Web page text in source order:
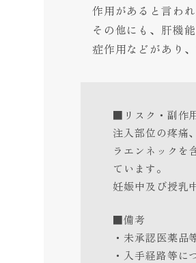
作用があると言われ
その他にも、肝機
症作用などがあり
■リスク・副作
注入部位の疼痛
ラエンネックを
ています。
妊娠中及び授乳
■備考
・未承認医薬品
・入手経路等に